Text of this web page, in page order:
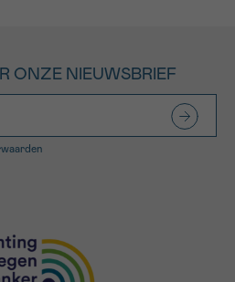
ONZE NIEUWSBRIEF